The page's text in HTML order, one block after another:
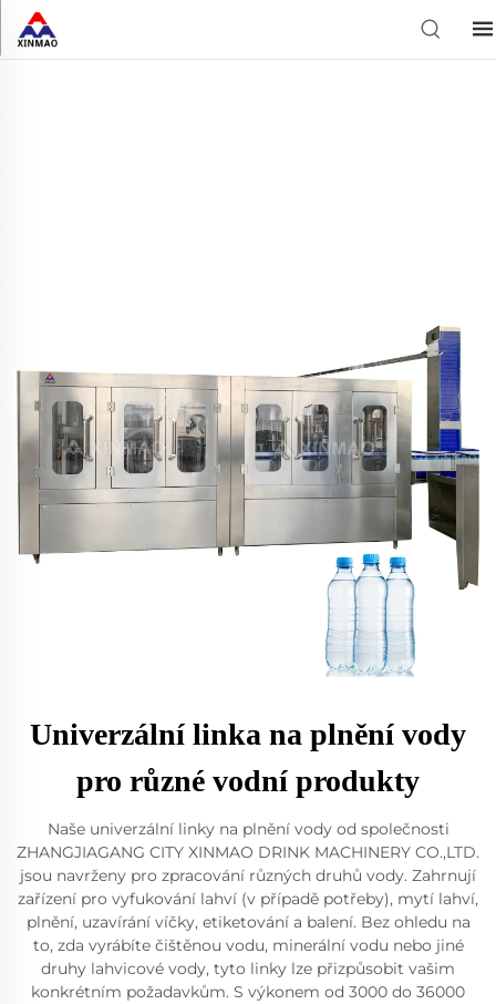
Univerzální linka na plnění vody
pro různé vodní produkty
Naše univerzální linky na plnění vody od společnosti
ZHANGJIAGANG CITY XINMAO DRINK MACHINERY CO.,LTD.
jsou navrženy pro zpracování různých druhů vody. Zahrnují
zařízení pro vyfukování lahví (v případě potřeby), mytí lahví,
plnění, uzavírání víčky, etiketování a balení. Bez ohledu na
to, zda vyrábíte čištěnou vodu, minerální vodu nebo jiné
druhy lahvicové vody, tyto linky lze přizpůsobit vašim
konkrétním požadavkům. S výkonem od 3000 do 36000